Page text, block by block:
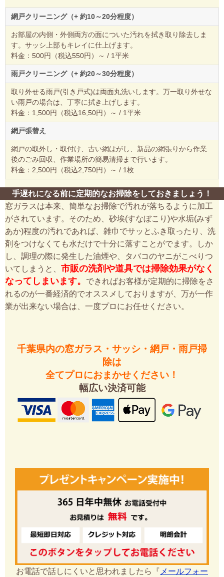
網戸クリーニング（+ 約10～20分程度）
お部屋の内側・外側両方の面についた汚れを拭き取り除去しま
す。サッシ上部もキレイに仕上げます。
料金：500円（税込550円）～ / 1平米
雨戸クリーニング（+ 約20～30分程度）
取り外せる雨戸(引き戸式)は両面丸洗いします。万一取り外せな
い雨戸の場合は、丁寧に拭き上げします。
料金：1,500円（税込16,50円）～ / 1平米
網戸張替え
網戸の取外し・取付け、古い網はがし、新品の網張りから作業
後のごみ回収、作業場所の簡易清掃まで行います。
料金：2,500円（税込2,750円）～ / 1枚
手遅れになる前に定期的なお掃除をしておきましょう！
窓ガラスは本来、簡単なお掃除で汚れが落ちるように加工
がされています。そのため、砂埃(すなぼこり)や水垢(みず
あか)程度の汚れであれば、雑巾でサッとふき取ったり、洗
剤をつけなくても水だけで十分に落すことがでます。しか
し、調理の際に発生した油煙や、タバコのヤニがこべりつ
いてしまうと、 市販の洗剤や道具では掃除効果がなく
なってしまいます。
できればお客様が定期的に掃除をさ
れるのが一番経済的でオススメしておりますが、万が一作
業が出来ない場合は、一度プロにお任せください。
千葉県内の窓ガラス・サッシ・網戸・雨戸掃
除は
全てプロにおまかせください！
幅広い決済可能
お電話で話しにくいと思われましたら『 メールフォー